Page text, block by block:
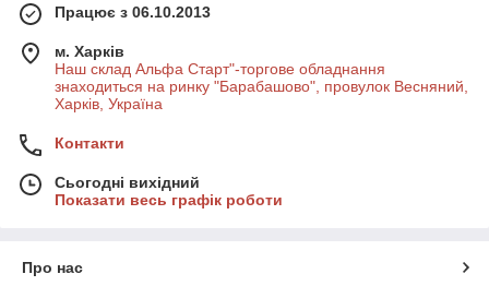
Працює з 06.10.2013
м. Харків
Наш склад Альфа Старт"-торгове обладнання
знаходиться на ринку "Барабашово", провулок Весняний,
Харків, Україна
Контакти
Сьогодні вихідний
Показати весь графік роботи
Про нас